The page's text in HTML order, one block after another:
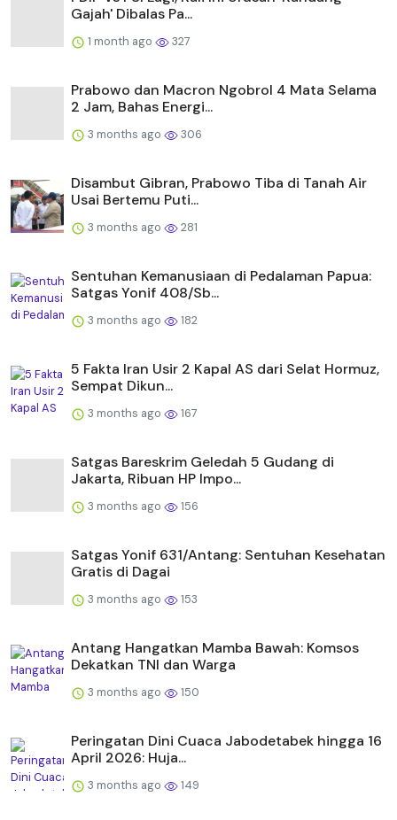
Gajah' Dibalas Pa...
1 month ago 327
Prabowo dan Macron Ngobrol 4 Mata Selama
2 Jam, Bahas Energi...
3 months ago 306
Disambut Gibran, Prabowo Tiba di Tanah Air
Usai Bertemu Puti...
3 months ago 281
Sentuhan Kemanusiaan di Pedalaman Papua:
Satgas Yonif 408/Sb...
3 months ago 182
5 Fakta Iran Usir 2 Kapal AS dari Selat Hormuz,
Sempat Dikun...
3 months ago 167
Satgas Bareskrim Geledah 5 Gudang di
Jakarta, Ribuan HP Impo...
3 months ago 156
Satgas Yonif 631/Antang: Sentuhan Kesehatan
Gratis di Dagai
3 months ago 153
Antang Hangatkan Mamba Bawah: Komsos
Dekatkan TNI dan Warga
3 months ago 150
Peringatan Dini Cuaca Jabodetabek hingga 16
April 2026: Huja...
3 months ago 149